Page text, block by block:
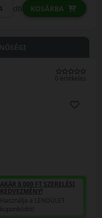
db KOSÁRBA
0 értékelés
AKÁR 8.000 FT SZERELÉSI
KEDVEZMÉNY!
Használja a LENDÜLET
kuponkódot!